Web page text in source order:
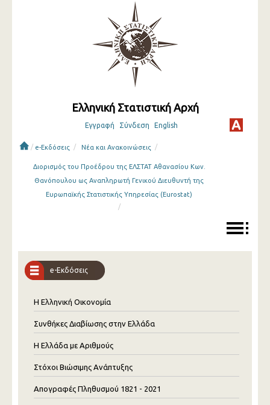
Ελληνική Στατιστική Αρχή
Εγγραφή Σύνδεση English
/ e-Εκδόσεις / Νέα και Ανακοινώσεις /
Διορισμός του Προέδρου της ΕΛΣΤΑΤ Αθανασίου Κων.
Θανόπουλου ως Αναπληρωτή Γενικού Διευθυντή της
Ευρωπαϊκής Στατιστικής Υπηρεσίας (Eurostat)
/
e-Εκδόσεις
Η Ελληνική Οικονομία
Συνθήκες Διαβίωσης στην Ελλάδα
Η Ελλάδα με Αριθμούς
Στόχοι Βιώσιμης Ανάπτυξης
Απογραφές Πληθυσμού 1821 - 2021